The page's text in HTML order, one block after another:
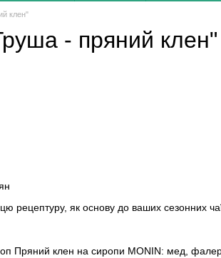
клен"
- пряний клен"
рецептуру, як основу до ваших сезонних
Пряний клен на сиропи MONIN: мед,